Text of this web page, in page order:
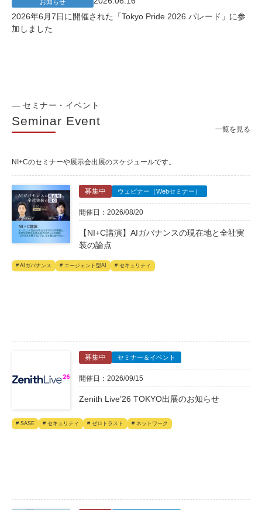
お知らせ
2026年6月7日に開催された「Tokyo Pride 2026 パレード」に参
加しました
— セミナー・イベント
Seminar Event
一覧を見る
NI+Cのセミナーや展示会出展のスケジュールです。
募集中 ウェビナー（Webセミナー）
開催日：2026/08/20
【NI+C講演】AIガバナンスの現在地と全社実
装の論点
# AIガバナンス # エージェント型AI # セキュリティ
募集中 セミナー＆イベント
開催日：2026/09/15
Zenith Live’26 TOKYO出展のお知らせ
# SASE # セキュリティ # ゼロトラスト # ネットワーク